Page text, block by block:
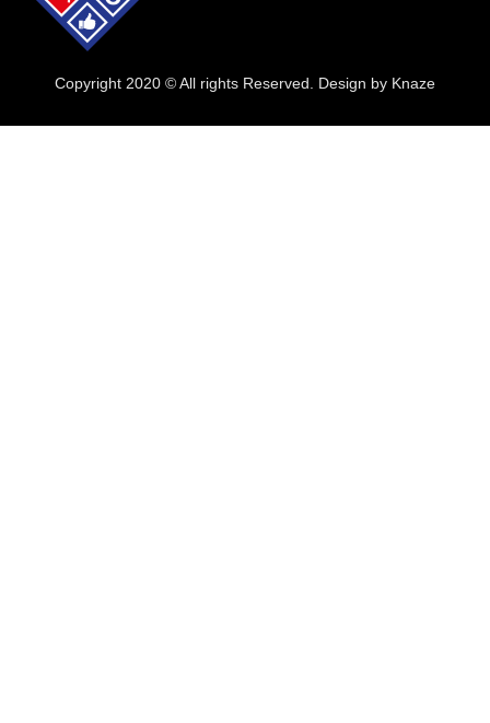
Copyright 2020 © All rights Reserved. Design by Knaze